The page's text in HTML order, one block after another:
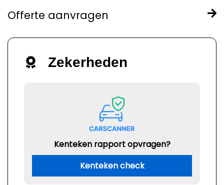
Offerte aanvragen
Zekerheden
Kenteken rapport opvragen?
Kenteken check